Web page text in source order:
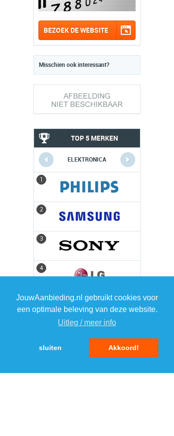
JouwAanbieding.nl gebruikt cookies voor
een optimale beleving van deze website.
Uitleg / meer info
sluiten Akkoord!
BEZOEK DE WEBSITE
Misschien ook interessant?
TOP 5 MERKEN
ELEKTRONICA
1
2
3
4
5 5
DAGAANBIEDINGEN